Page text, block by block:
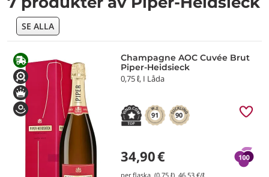
SE ALLA
Champagne AOC Cuvée Brut
Piper-Heidsieck
0,75 ℓ, I Låda
91 90
34,90€
per flaska (0,75 ℓ) 46,53€/ℓ